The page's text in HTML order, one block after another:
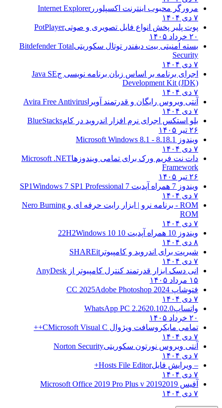
مرورگر محبوب اینترنت اکسپلوررInternet Explorer
پوت پلیر پخش انواع فایل تصویری و صوتیPotPlayer
بسته امنیتی بیت دیفندر توتال سکوریتی Bitdefender Total
Security
اجرای برنامه بر اساس زبان برنامه نویسی جJava SE
Development Kit (JDK)
آنتی ویروس رایگان و قدرتمند آویرا Avira Free Antivirus
بلو استکس اجرای نرم افزار اندروید در کام BlueStacks
ویندوز 8.18.1 - Microsoft Windows 8.1
دات نت فریم ورک برای تمامی ویندوزهاMicrosoft .NET
Framework
ویندوز 7 همراه آپدیت 7 SP1
Windows 7 SP1 Professional
ROM - برنامه نرو | ابزار رایت حرفه ای و
Nero Burning
ROM
ویندوز 10 همراه آپدیت 10 22H2
Windows 10
شیریت برای اندروید و کامپیوترSHAREit
انی دسک ابزار قدرتمند کنترل کامپیوتر از AnyDesk
فتوشاپ CC 2025Adobe Photoshop 2024
واتساپWhatsApp PC 2.2620.102.0
تمامی مایکروسافت ویژوال CMicrosoft Visual C++
آنتی ویروس نورتون سکوریتی Norton Security
– ویرایش فایلHosts File Editor+
آفیس 20192019 Microsoft Office 2019 Pro Plus v